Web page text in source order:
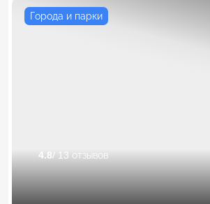
Города и парки
4.8/ 13 отзывов